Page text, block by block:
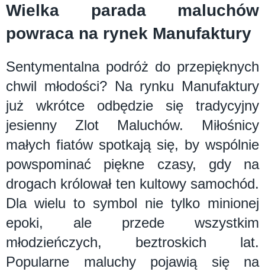
Wielka parada maluchów
powraca na rynek Manufaktury
Sentymentalna podróż do przepięknych
chwil młodości? Na rynku Manufaktury
już wkrótce odbędzie się tradycyjny
jesienny Zlot Maluchów. Miłośnicy
małych fiatów spotkają się, by wspólnie
powspominać piękne czasy, gdy na
drogach królował ten kultowy samochód.
Dla wielu to symbol nie tylko minionej
epoki, ale przede wszystkim
młodzieńczych, beztroskich lat.
Popularne maluchy pojawią się na